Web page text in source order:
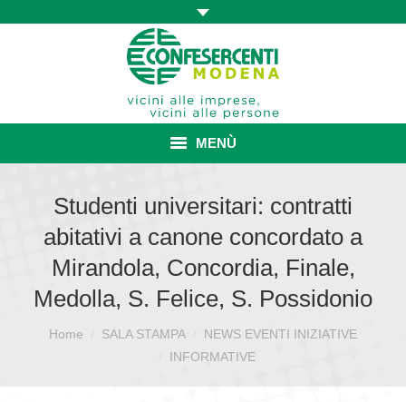
MENÙ
ASSOCIAZIONE
ISCRIZIONE E VANTAGGI
CATEGORIE SINDACALI
Studenti universitari: contratti
abitativi a canone concordato a
Mirandola, Concordia, Finale,
Medolla, S. Felice, S. Possidonio
Sei qui:Home SALA STAMPA
NEWS EVENTI INIZIATIVE
INFORMATIVE